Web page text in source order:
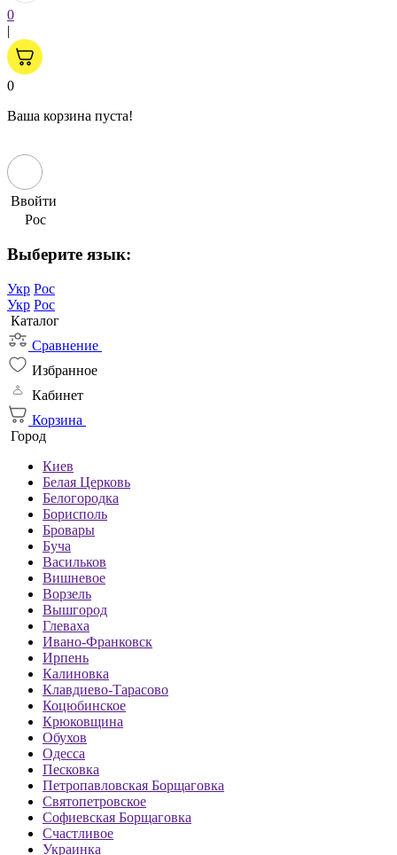
0
|
0
Ваша корзина пуста!
Ввойти
Рос
Выберите язык:
Укр Рос
Укр Рос
Каталог
Сравнение
Избранное
Кабинет
Корзина
Город
Киев
Белая Церковь
Белогородка
Борисполь
Бровары
Буча
Васильков
Вишневое
Ворзель
Вышгород
Глеваха
Ивано-Франковск
Ирпень
Калиновка
Клавдиево-Тарасово
Коцюбинское
Крюковщина
Обухов
Одесса
Песковка
Петропавловская Борщаговка
Святопетровское
Софиевская Борщаговка
Счастливое
Украинка